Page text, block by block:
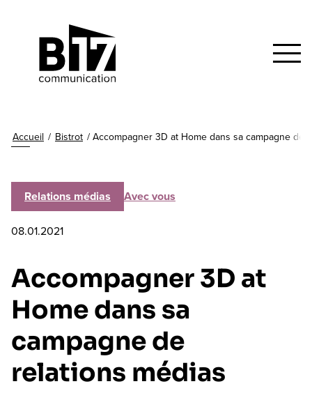
Accueil / Bistrot /Accompagner 3D at Home dans sa campagne de
Relations médias Avec vous
08.01.2021
Accompagner 3D at
Home dans sa
campagne de
relations médias